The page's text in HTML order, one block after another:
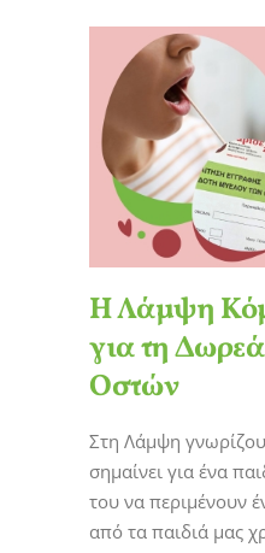
Η Λάμψη
για τη
Οστών
Στη Λάμψη
σημαίνει για ένα
του να περιμένουν
από τα παιδιά μας